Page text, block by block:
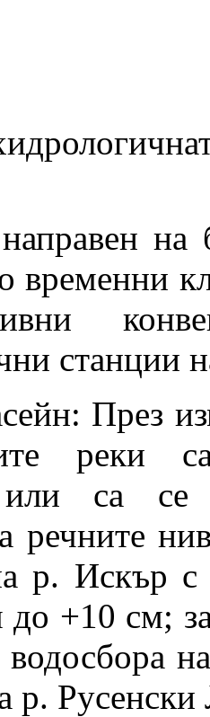
на
временни
През
реки
са се
речните
р. Искър
+10 см;
р.